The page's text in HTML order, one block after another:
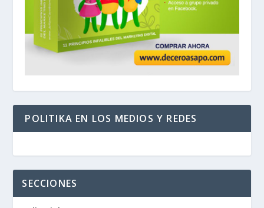
POLITIKA EN LOS MEDIOS Y REDES
SECCIONES